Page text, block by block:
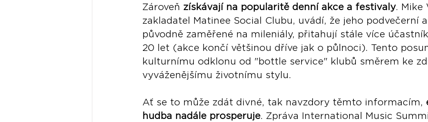
Zároveň získávají na popularitě denní akce a festivaly. Mike
zakladatel Matinee Social Clubu, uvádí, že jeho podvečerní
původně zaměřené na mileniály, přitahují stále více
20 let (akce končí většinou dříve jak o půlnoci). Tento
kulturnímu odklonu od "bottle service" klubů směrem ke
vyváženějšímu životnímu stylu.
Ať se to může zdát divné, tak navzdory těmto informacím,
hudba nadále prosperuje. Zpráva International Music